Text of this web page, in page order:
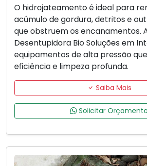
O hidrojateamento é ideal para
acúmulo de gordura, detritos e
que obstruem os encanamentos.
Desentupidora Bio Soluções em
equipamentos de alta pressão
eficiência e limpeza profunda.
Saiba Mais
Solicitar Orçamento